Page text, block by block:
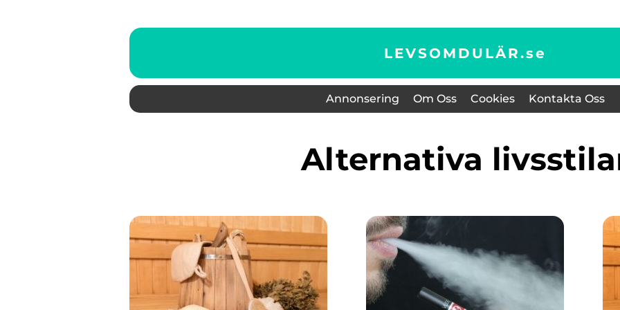
LEVSOMDULÄR.se
Annonsering Om Oss Cookies Kontakta Oss
Alternativa